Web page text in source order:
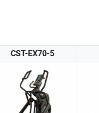
CST-EX70-5